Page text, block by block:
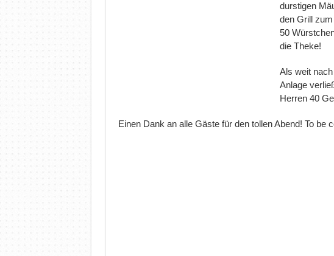
durstigen
den Grill
50
die Theke!
Als weit
Anlage
Herren 40
Einen Dank an alle Gäste für den tollen Abend! To be